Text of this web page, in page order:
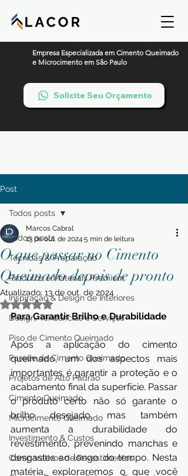
Empresa Especializada em Cimento Queimado
e Microcimento em São Paulo
Solicite Seu Orçamento
Post
Todos posts
Técnicas & Preparação
Produtos e Materiais Premium
Inspiração & Design de Interiores
Design, Tendências e Serviços
Piso de Cimento Queimado
Parede de Cimento Queimado
Projetos de Alto Padrão
Cimento Queimado
Microcimento Queimado
Investimento & Custos
Comparativos de Revestimentos
Todos posts
O que passar no Cimento
Queimado depois de pronto
Marcos Cabral
13 de out. de 2024 5 min de leitura
Atualizado: 13 de out. de 2024
Avaliado com NaN de 5 estrelas.
Para Garantir Brilho e Durabilidade
Após a aplicação do cimento
queimado, um dos aspectos mais
importantes é garantir a proteção e o
acabamento final da superfície. Passar
o produto certo não só garante o
brilho desejado, mas também
aumenta a durabilidade do
revestimento, prevenindo manchas e
desgastes ao longo do tempo. Nesta
matéria, exploraremos o que você